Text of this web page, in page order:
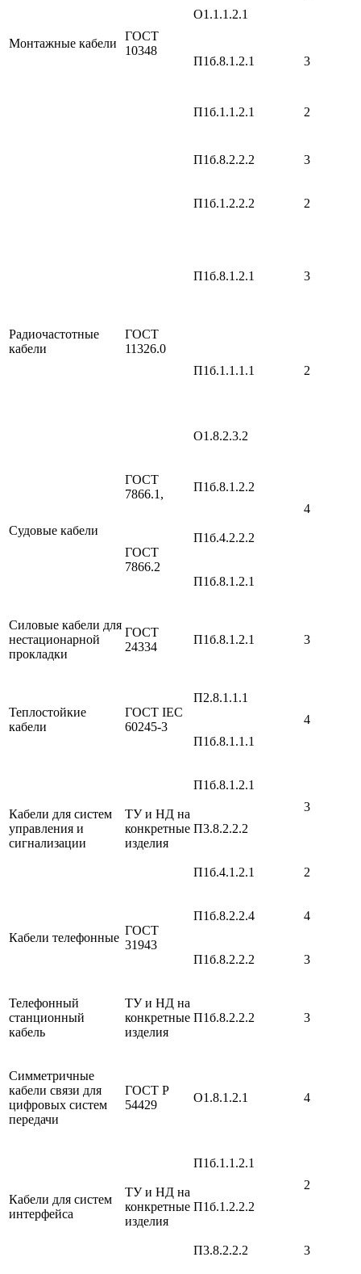
Монтажные кабели
ГОСТ
10348
О1.1.1.2.1
П1б.8.1.2.1 3
П1б.1.1.2.1 2
П1б.8.2.2.2 3
П1б.1.2.2.2 2
Радиочастотные
кабели
ГОСТ
11326.0
П1б.8.1.2.1 3
П1б.1.1.1.1 2
О1.8.2.3.2
4
Судовые кабели
ГОСТ
7866.1,
П1б.8.1.2.2
ГОСТ
7866.2
П1б.4.2.2.2
П1б.8.1.2.1
Силовые кабели для
нестационарной
прокладки
ГОСТ
24334
П1б.8.1.2.1 3
Теплостойкие
кабели
ГОСТ IEC
60245-3
П2.8.1.1.1
4
П1б.8.1.1.1
Кабели для систем
управления и
сигнализации
ТУ и НД на
конкретные
изделия
П1б.8.1.2.1
3
П3.8.2.2.2
П1б.4.1.2.1 2
Кабели телефонные
ГОСТ
31943
П1б.8.2.2.4 4
П1б.8.2.2.2 3
Телефонный
станционный
кабель
ТУ и НД на
конкретные
изделия
П1б.8.2.2.2 3
Симметричные
кабели связи для
цифровых систем
передачи
ГОСТ Р
54429
О1.8.1.2.1 4
Кабели для систем
интерфейса
ТУ и НД на
конкретные
изделия
П1б.1.1.2.1
2
П1б.1.2.2.2
П3.8.2.2.2 3